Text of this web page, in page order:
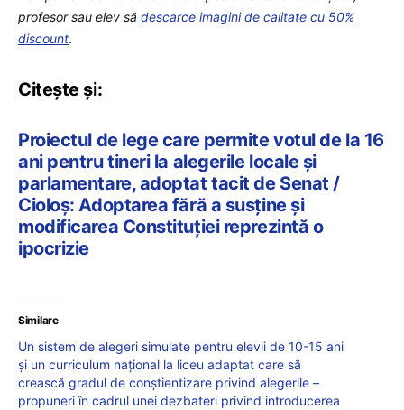
profesor sau elev să descarce imagini de calitate cu 50%
discount.
Citește și:
Proiectul de lege care permite votul de la 16
ani pentru tineri la alegerile locale și
parlamentare, adoptat tacit de Senat /
Cioloș: Adoptarea fără a susține și
modificarea Constituției reprezintă o
ipocrizie
Similare
Un sistem de alegeri simulate pentru elevii de 10-15 ani
și un curriculum național la liceu adaptat care să
crească gradul de conștientizare privind alegerile –
propuneri în cadrul unei dezbateri privind introducerea